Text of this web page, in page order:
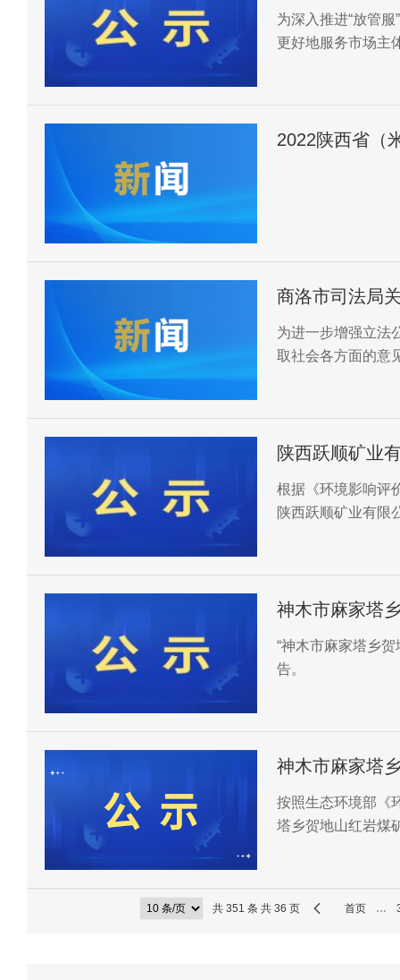
的公告
为深入推进“放管
更好地服务市场主
2022陕西省（
商洛市司法局
意见稿）》意
为进一步增强立法
取社会各方面的意
陕西跃顺矿业
影响评价信息
根据《环境影响评
陕西跃顺矿业有限
神木市麻家塔
响评价信息公
“神木市麻家塔乡
告。
神木市麻家塔
响评价信息公
按照生态环境部《
塔乡贺地山红岩煤
共 351 条 共 36 页 首页 …